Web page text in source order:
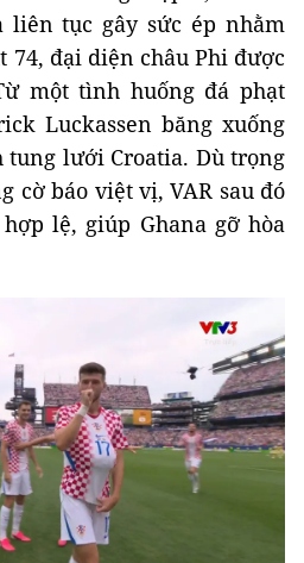
liên tục gây sức ép nhằm
đại diện châu Phi được
một tình huống đá phạt
Luckassen băng xuống
tung lưới Croatia. Dù trọng
cờ báo việt vị, VAR sau đó
lệ, giúp Ghana gỡ hòa